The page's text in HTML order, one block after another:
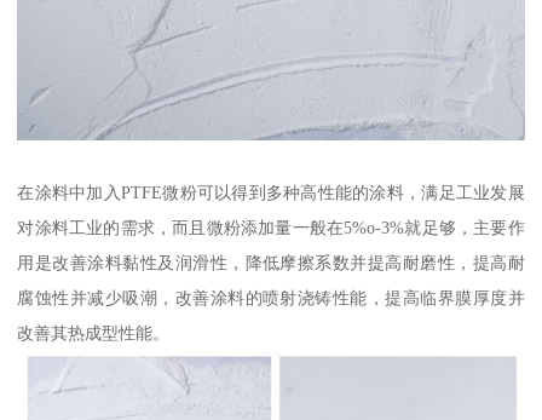
在涂料中加入PTFE微粉可以得到多种高性能的涂料，满足工业发展
对涂料工业的需求，而且微粉添加量一般在5%o-3%就足够，主要作
用是改善涂料黏性及润滑性，降低摩擦系数并提高耐磨性，提高耐
腐蚀性并减少吸潮，改善涂料的喷射浇铸性能，提高临界膜厚度并
改善其热成型性能。